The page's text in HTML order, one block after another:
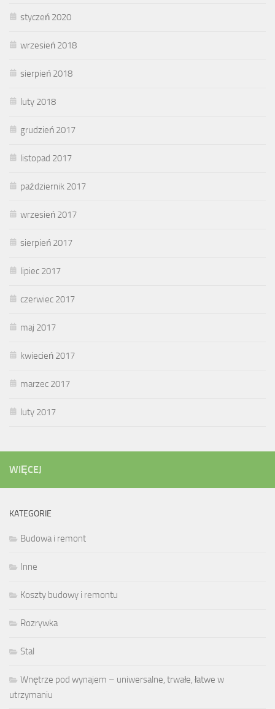
styczeń 2020
wrzesień 2018
sierpień 2018
luty 2018
grudzień 2017
listopad 2017
październik 2017
wrzesień 2017
sierpień 2017
lipiec 2017
czerwiec 2017
maj 2017
kwiecień 2017
marzec 2017
luty 2017
WIĘCEJ
KATEGORIE
Budowa i remont
Inne
Koszty budowy i remontu
Rozrywka
Stal
Wnętrze pod wynajem – uniwersalne, trwałe, łatwe w
utrzymaniu